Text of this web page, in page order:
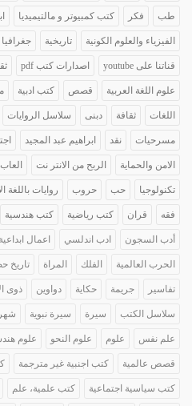
طب فكر كتب كمبيوتر و مالتيميديا
الفيزياء والعلوم الكونية تاريخية جغرافيا
قناتنا على youtube اصدارات كتب pdf
علوم اللغة العربية قصص كتب ادبية
اللغات ثقافة دبنى سلاسل الروايات
مسرحيات نقد ابراهيم عبد المجيد
الامن والحماية الربح من الانتر نت العاب
تكنولوجيا حب حروب روايات باللغة
فقه قران كتب رياضية كتب هندسية
أدب السجون ادب اندلسي اعمال ابداعية
الحرب العالمية الفلك المراة تاريخ
تفاسير جريمة حكاية دواوين ذوى
سلاسل الكتب سيرة سيرة نبوية
علم نفس علوم علوم النحو علوم
قصص عالمية كتب اجنبية غير مترجمة
كتب سياسية اجتماعية كتب علمية، علم